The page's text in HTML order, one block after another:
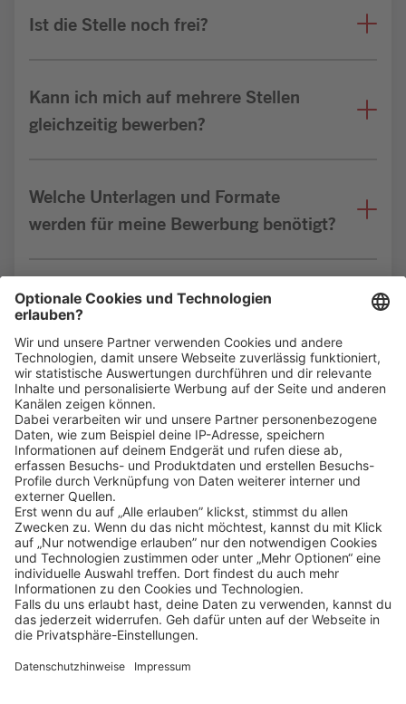
Ist die Stelle noch frei?
Kann ich mich auf mehrere Stellen
gleichzeitig bewerben?
Welche Unterlagen und Formate
werden für meine Bewerbung benötigt?
Bin ich für die Stelle geeignet?
Klickehier, um alle offenen Jobs zu sehen.
Impressum Datenschutz
Privatsphäre-Einstellungen
FAQ
Veranstaltungen
Sitemap